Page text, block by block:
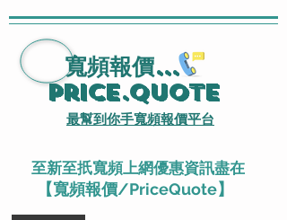
寬頻報價...
Price.Quote
最幫到你手寬頻報價平台
至新至扺寬頻上網優惠資訊盡在
【寬頻報價/PriceQuote】